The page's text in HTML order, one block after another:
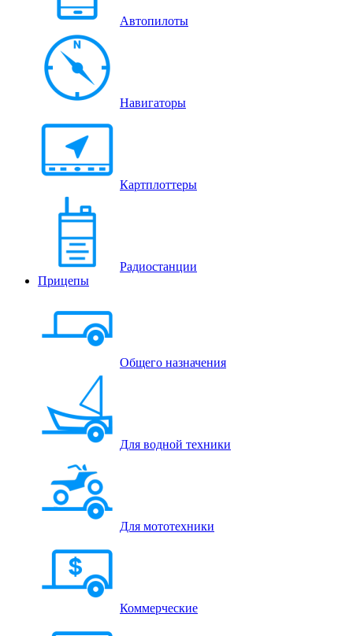
Автопилоты
Навигаторы
Картплоттеры
Радиостанции
Прицепы
Общего назначения
Для водной техники
Для мототехники
Коммерческие